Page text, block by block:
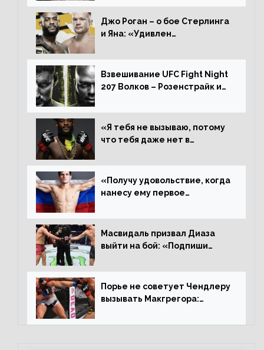
дерьмо»
Джо Роган – о бое Стерлинга
и Яна: «Удивлен
Алджамейн определенно
выиграл»
Взвешивание UFC Fight Night
207 Волков – Розенстрайк и
«Я тебя не вызываю, потому
что тебя даже нет в
пауза», сообщает Стерлинг
ответил Сехудо
«Получу удовольствие, когда
нанесу ему первое
Иге – про бой с Евлоевым
Масвидаль призвал Диаза
выйти на бой: «Подпиши
повторим»
Порье не советует Чендлеру
вызывать Макгрегора:
каждом бою, а Конор умеет